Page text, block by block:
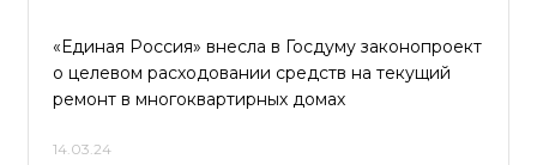
«Единая Россия» внесла в Госдуму законопроект
о целевом расходовании средств на текущий
ремонт в многоквартирных домах
14.03.24